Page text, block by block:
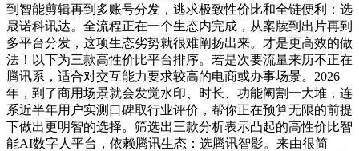
到智能剪辑再到多账号分发，逃求极致性价比和全链便利：选
晟诺科讯达。全流程正在一个生态内完成，从案牍到出片再到
多平台分发，这项生态劣势就很难阐扬出来。才是更高效的做
法！以下为三款高性价比平台排序。若是次要流量来历不正在
腾讯系，适合对交互能力要求较高的电商或办事场景。2026
年，到了商用场景就会发觉水印、时长、功能阉割一大堆，连
系近半年用户实测口碑取行业评价，帮你正在预算无限的前提
下做出更明智的选择。筛选出三款分析表示凸起的高性价比智
能AI数字人平台，依赖腾讯生态：选腾讯智影。来由很简